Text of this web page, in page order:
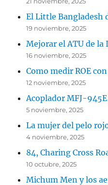
El Little Bangladesh
19 noviembre, 2025
Mejorar el ATU de la
16 noviembre, 2025
Como medir ROE
12 noviembre, 2025
Acoplador MFJ-945E
5 noviembre, 2025
La mujer del pelo
4 noviembre, 2025
84, Charing Cross
10 octubre, 2025
Michum Men y los